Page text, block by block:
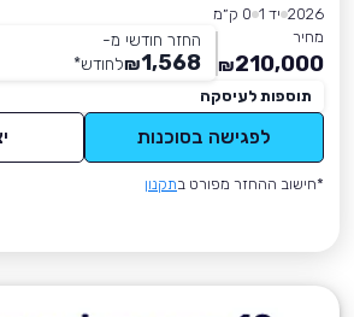
2026 יד 1
0 ק״מ
מחיר
210,000
₪
החזר חודשי מ-
1,568
₪לחודש*
תוספות לעיסקה
לפגישה בסוכנות
*חישוב ההחזר מפורט בתקנון